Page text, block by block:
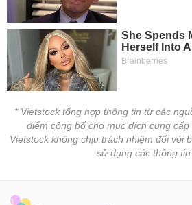
* Vietstock tổng hợp thông tin từ các
điểm công bố cho mục đích cung
Vietstock không chịu trách nhiệm đối với
sử dụng các thông tin
chính